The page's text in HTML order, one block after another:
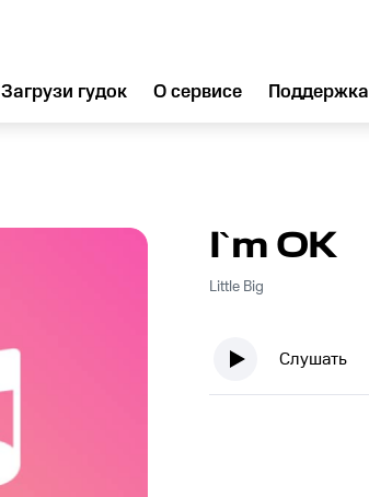
Загрузи гудок О сервисе Поддержка
I`m OK
Little Big
Слушать